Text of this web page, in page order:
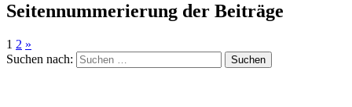
Seitennummerierung der Beiträge
1 2 »
Suchen nach: